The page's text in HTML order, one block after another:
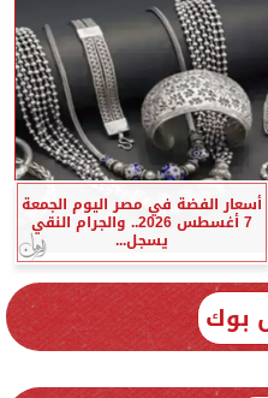
أسعار الفضة في مصر اليوم الجمعة
7 أغسطس 2026.. والجرام النقي
يسجل...
بوك